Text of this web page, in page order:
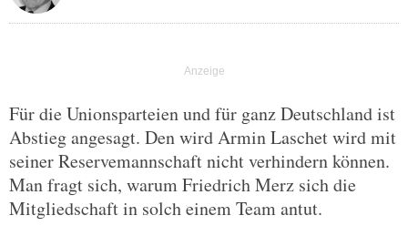
Für die Unionsparteien und für ganz Deutschland ist
Abstieg angesagt. Den wird Armin Laschet wird mit
seiner Reservemannschaft nicht verhindern können.
Man fragt sich, warum Friedrich Merz sich die
Mitgliedschaft in solch einem Team antut.